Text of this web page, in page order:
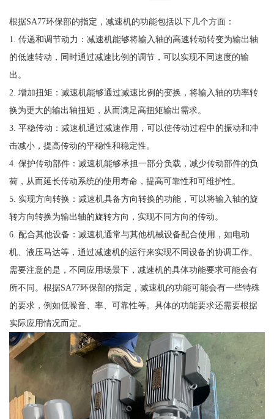
根据SA77环保部的指定，减速机的功能包括以下几个方面：
1. 传递和调节动力：减速机能够将输入轴的高速转动转变为输出轴
的低速转动，同时通过减速比例的调节，可以实现不同速度的输
出。
2. 增加扭矩：减速机能够通过减速比例的变换，将输入轴的功率转
换为更大的输出轴扭矩，从而满足高扭矩输出需求。
3. 平稳传动：减速机通过减速作用，可以使传动过程中的振动和冲
击减小，提高传动的平稳性和稳定性。
4. 保护传动部件：减速机能够承担一部分负载，减少传动部件的负
荷，从而延长传动系统的使用寿命，提高可靠性和可维护性。
5. 实现方向转换：减速机具备方向转换的功能，可以将输入轴的旋
转方向转换为输出轴的旋转方向，实现不同方向的传动。
6. 配合其他设备：减速机通常与其他机械设备配合使用，如电动
机、液压马达等，通过减速机的运行来实现不同设备的协调工作。
需要注意的是，不同应用场景下，减速机的具体功能要求可能会有
所不同。根据SA77环保部的指定，减速机的功能可能会有一些特殊
的要求，例如低噪音、率、可靠性等。具体的功能要求还需要根据
实际应用情况而定。